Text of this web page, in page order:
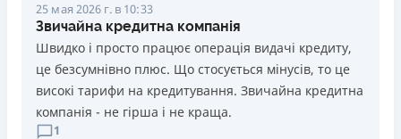
25 мая 2026 г. в 10:33
Звичайна кредитна компанія
Швидко і просто працює операція видачі кредиту,
це безсумнівно плюс. Що стосується мінусів, то це
високі тарифи на кредитування. Звичайна кредитна
компанія - не гірша і не краща.
1